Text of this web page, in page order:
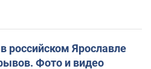
российском Ярославле
Фото и видео